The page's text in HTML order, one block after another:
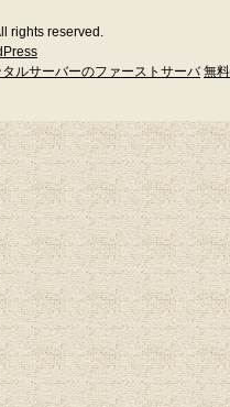
rights reserved.
タルサーバーのファーストサーバ 無